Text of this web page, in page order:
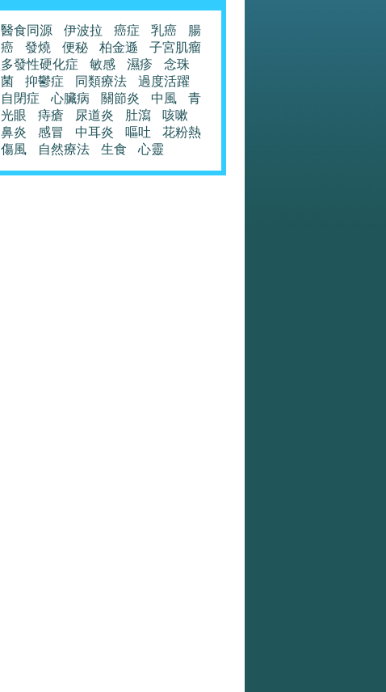
醫食同源 伊波拉 癌症 乳癌
腸
癌
發燒 便秘 柏金遜
子宮肌瘤
多發性硬化症
敏感 濕疹
念珠
菌
抑鬱症 同類療法
過度活躍
自閉症
心臟病 關節炎 中風
青
光眼
痔瘡 尿道炎 肚瀉
咳嗽
鼻炎
感冒 中耳炎 嘔吐
花粉熱
傷風
自然療法 生食 心靈